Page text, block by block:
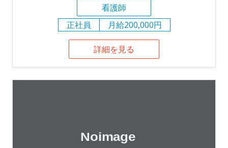
看護師
正社員
月給200,000円
詳細を見る